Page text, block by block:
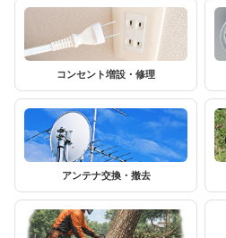
コンセント増設・修理
アンテナ交換・撤去